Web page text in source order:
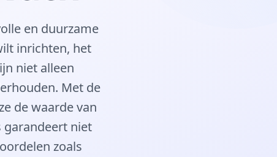
en duurzame
inrichten, het
niet alleen
Met de
de waarde van
garandeert niet
zoals